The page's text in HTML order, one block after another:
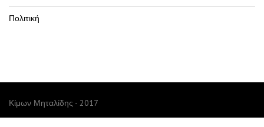
Πολιτική
Κίμων Μηταλίδης - 2017